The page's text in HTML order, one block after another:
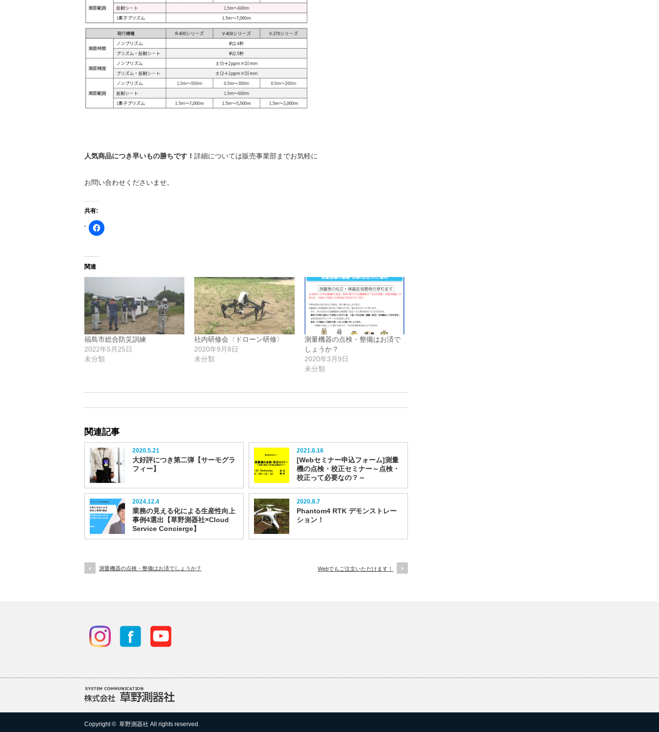
人気商品につき早いもの勝ちです！ 詳細については販売事業部までお気軽に
お問い合わせくださいませ。
共有:
Facebook
で
ク
ク
し
て
く
だ
さ
い
(新
し
い
ウ
で
関連
福島市総合防災訓練
2022年5月25日
未分類
社内研修会〈ドローン研修〉
2020年9月8日
未分類
測量機器の点検・整備はお済で
しょうか？
2020年3月9日
未分類
関連記事
2020.5.21
大好評につき第二弾【サーモグラ
フィー】
2021.6.16
[Webセミナー申込フォーム]測量
機の点検・校正セミナー～点検・
校正って必要なの？～
2024.12.4
業務の見える化による生産性向上
事例4選出【草野測器社×Cloud
Service Concierge】
2020.8.7
Phantom4 RTK デモンストレー
ション！
測量機器の点検・整備はお済でしょうか？ Webでもご注文いただけます！
Copyright © 草野測器社 All rights reserved.